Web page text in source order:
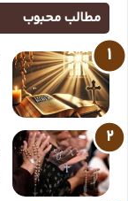
مطالب محبوب